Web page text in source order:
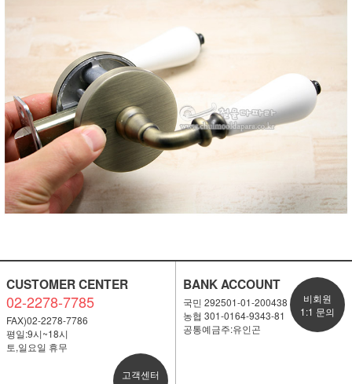
CUSTOMER CENTER
02-2278-7785
FAX)02-2278-7786
평일:9시~18시
토,일요일 휴무
고객센터
BANK ACCOUNT
국민 292501-01-200438
농협 301-0164-9343-81
공통예금주:유인곤
비회원
1:1 문의